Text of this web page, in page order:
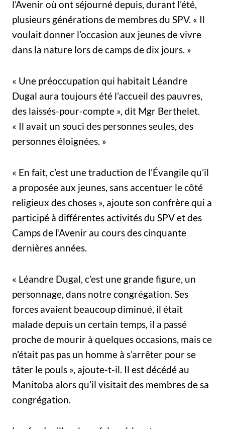
l’Avenir où ont séjourné depuis, durant l’été,
plusieurs générations de membres du SPV. « Il
voulait donner l’occasion aux jeunes de vivre
dans la nature lors de camps de dix jours. »
« Une préoccupation qui habitait Léandre
Dugal aura toujours été l’accueil des pauvres,
des laissés-pour-compte », dit Mgr Berthelet.
« Il avait un souci des personnes seules, des
personnes éloignées. »
« En fait, c’est une traduction de l’Évangile qu’il
a proposée aux jeunes, sans accentuer le côté
religieux des choses », ajoute son confrère qui a
participé à différentes activités du SPV et des
Camps de l’Avenir au cours des cinquante
dernières années.
« Léandre Dugal, c’est une grande figure, un
personnage, dans notre congrégation. Ses
forces avaient beaucoup diminué, il était
malade depuis un certain temps, il a passé
proche de mourir à quelques occasions, mais ce
n’était pas pas un homme à s’arrêter pour se
tâter le pouls », ajoute-t-il. Il est décédé au
Manitoba alors qu’il visitait des membres de sa
congrégation.